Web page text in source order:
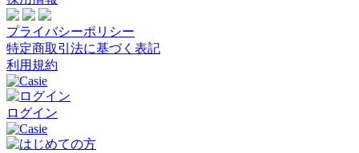
プライバシーポリシー
特定商取引法に基づく表記
利用規約
ログイン